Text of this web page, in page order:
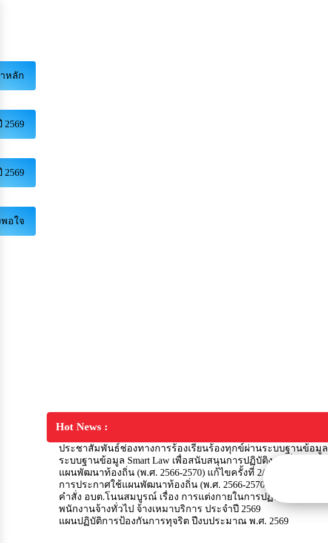
หลัก
2569
2569
อใจ
Hot News :
ประชาสัมพันธ์ช่องทางการร้องเรียนร้องทุกข์ผ่านระบบฐานข้อมูล
ข้อมูล Smart Law เพื่อสนับสนุนการปฏิบัติงานเรื่องร้องเรียนร้องทุกข์
แผนพัฒนาท้องถิ่น (พ.ศ. 2566-2570) แก้ไขครั้งที่ 2/2569
การประกาศใช้แผนพัฒนาท้องถิ่น (พ.ศ. 2566-2570) เพิ่มเติมครั้งที่ 1/
คำสั่ง อบต.โนนสมบูรณ์ เรื่อง การแต่งกายในการปฏิบัติราชการขอ
ทั่วไป จ้างเหมาบริการ ประจำปี 2569
แผนปฏิบัติการป้องกันการทุจริต ปีงบประมาณ พ.ศ. 2569